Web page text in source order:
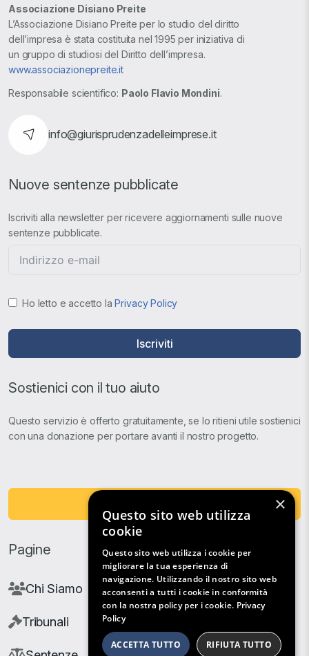
Associazione Disiano Preite
L’Associazione Disiano Preite per lo studio del diritto
dell’impresa è stata costituita nel 1995 per iniziativa di
un gruppo di studiosi del Diritto dell’impresa.
www.associazionepreite.it
Responsabile scientifico: Paolo Flavio Mondini.
info@giurisprudenzadelleimprese.it
Nuove sentenze pubblicate
Iscriviti alla newsletter per ricevere aggiornamenti sulle nuove
sentenze pubblicate.
Ho letto e accetto laPrivacy Policy
Iscriviti
Sostienici con il tuo aiuto
Questo servizio è offerto gratuitamente, se lo ritieni utile sostienici
con una donazione per portare avanti il nostro progetto.
Pagine
Chi Siamo
Tribunali
×
Questo sito web utilizza
cookie
Questo sito web utilizza i cookie per
migliorare la tua esperienza di
navigazione. Utilizzando il nostro sito web
acconsenti a tutti i cookie in conformità
con la nostra policy per i cookie. Privacy
Policy
ACCETTA TUTTO RIFIUTA TUTTO